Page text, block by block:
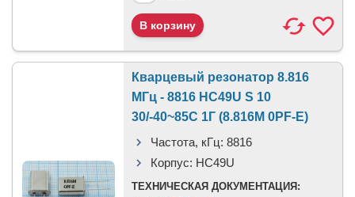
Кварцевый резонатор 8.816
МГц - 8816 HC49U S 10
30/-40~85C 1Г (8.816M 0PF-E)
Частота, кГц: 8816
Корпус: HC49U
ТЕХНИЧЕСКАЯ ДОКУМЕНТАЦИЯ: